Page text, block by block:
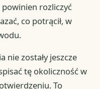
rozliczyć
co potrącił, w
nie zostały jeszcze
tę okoliczność w
To